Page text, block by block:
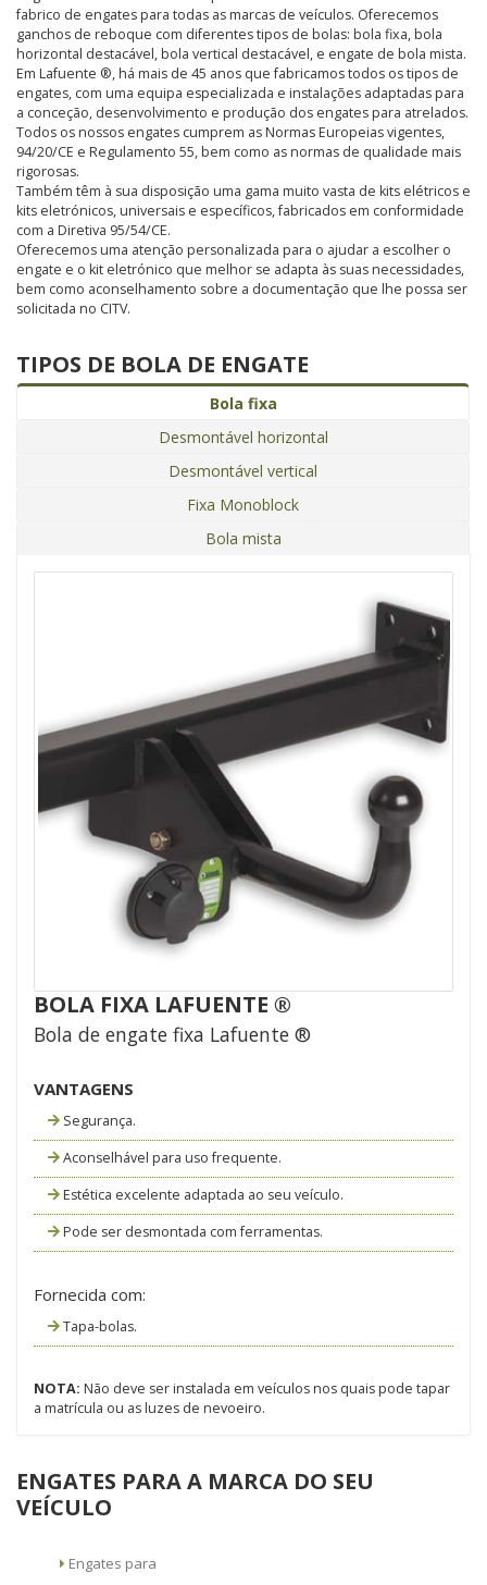
fabrico de engates para todas as marcas de veículos. Oferecemos
ganchos de reboque com diferentes tipos de bolas: bola fixa, bola
horizontal destacável, bola vertical destacável, e engate de bola mista.
Em Lafuente ®, há mais de 45 anos que fabricamos todos os tipos de
engates, com uma equipa especializada e instalações adaptadas para
a conceção, desenvolvimento e produção dos engates para atrelados.
Todos os nossos engates cumprem as Normas Europeias vigentes,
94/20/CE e Regulamento 55, bem como as normas de qualidade mais
rigorosas.
Também têm à sua disposição uma gama muito vasta de kits elétricos e
kits eletrónicos, universais e específicos, fabricados em conformidade
com a Diretiva 95/54/CE.
Oferecemos uma atenção personalizada para o ajudar a escolher o
engate e o kit eletrónico que melhor se adapta às suas necessidades,
bem como aconselhamento sobre a documentação que lhe possa ser
solicitada no CITV.
TIPOS DE BOLA DE ENGATE
Bola fixa
Desmontável horizontal
Desmontável vertical
Fixa Monoblock
Bola mista
BOLA FIXA LAFUENTE ®
Bola de engate fixa Lafuente ®
VANTAGENS
Segurança.
Aconselhável para uso frequente.
Estética excelente adaptada ao seu veículo.
Pode ser desmontada com ferramentas.
Fornecida com:
Tapa-bolas.
NOTA: Não deve ser instalada em veículos nos quais pode tapar
a matrícula ou as luzes de nevoeiro.
ENGATES PARA A MARCA DO SEU
VEÍCULO
Engates para